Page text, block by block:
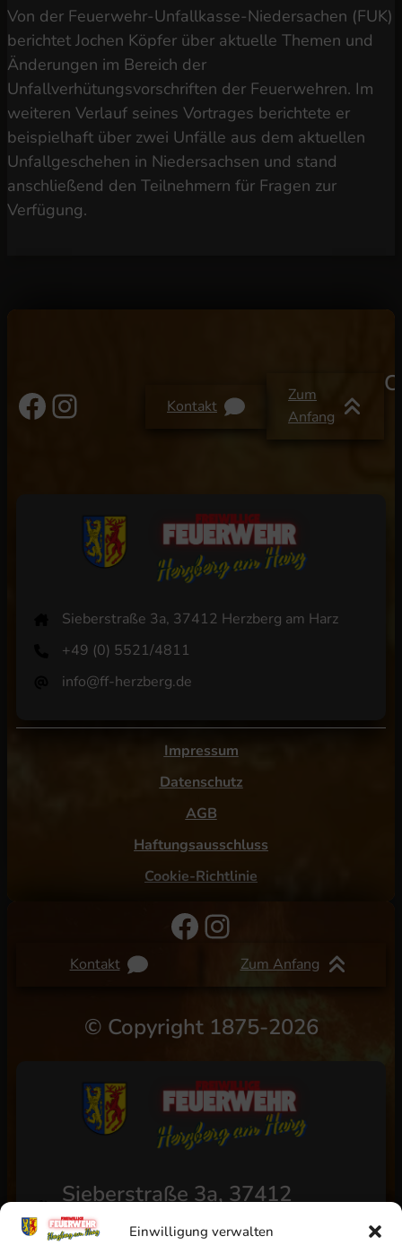
Einwilligung verwalten
Von der Feuerwehr-Unfallkasse-Niedersachen (FUK)
berichtet Jochen Köpfer über aktuelle Themen und
Änderungen im Bereich der
Unfallverhütungsvorschriften der Feuerwehren. Im
weiteren Verlauf seines Vortrages berichtete er
beispielhaft über zwei Unfälle aus dem aktuellen
Unfallgeschehen in Niedersachsen und stand
anschließend den Teilnehmern für Fragen zur
Verfügung.
Facebook Instagram Kontakt
Zum
Anfang
Sieberstraße 3a, 37412 Herzberg am Harz
+49 (0) 5521/4811
info@ff-herzberg.de
Impressum
Datenschutz
AGB
Haftungsausschluss
Cookie-Richtlinie
Facebook
Instagram
Kontakt Zum Anfang
© Copyright 1875-2026
Sieberstraße 3a, 37412
Herzberg am Harz